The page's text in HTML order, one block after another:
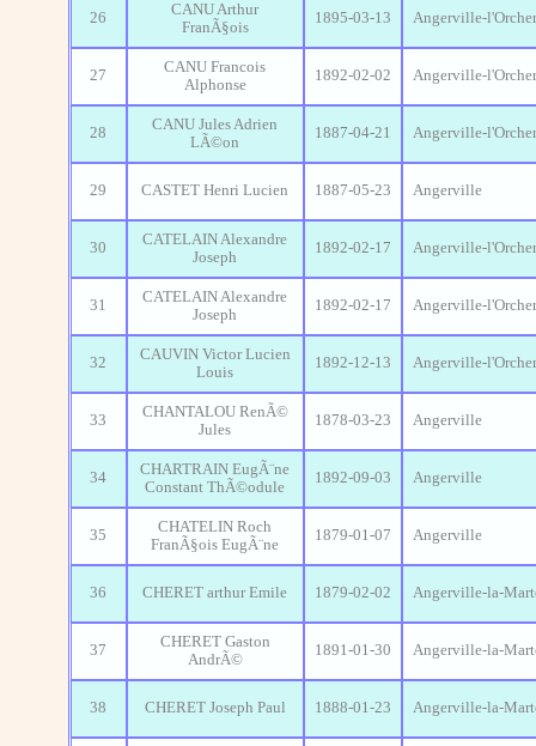
26
CANU Arthur
FranÃ§ois
1895-03-13 Angerville-l'Orcher
27
CANU Francois
Alphonse
1892-02-02 Angerville-l'Orcher
28
CANU Jules Adrien
LÃ©on
1887-04-21 Angerville-l'Orcher
29 CASTET Henri Lucien 1887-05-23 Angerville
30
CATELAIN Alexandre
Joseph
1892-02-17 Angerville-l'Orcher
31
CATELAIN Alexandre
Joseph
1892-02-17 Angerville-l'Orcher
32
CAUVIN Victor Lucien
Louis
1892-12-13 Angerville-l'Orcher
33
CHANTALOU RenÃ©
Jules
1878-03-23 Angerville
34
CHARTRAIN EugÃ¨ne
Constant ThÃ©odule
1892-09-03 Angerville
35
CHATELIN Roch
FranÃ§ois EugÃ¨ne
1879-01-07 Angerville
36 CHERET arthur Emile 1879-02-02 Angerville-la-
37
CHERET Gaston
AndrÃ©
1891-01-30 Angerville-la-
38 CHERET Joseph Paul 1888-01-23 Angerville-la-